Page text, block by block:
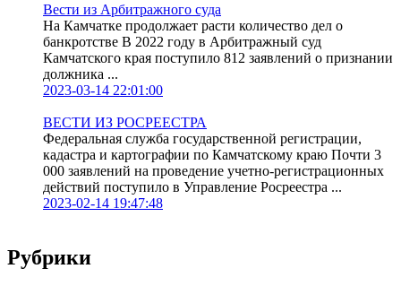
Вести из Арбитражного суда
На Камчатке продолжает расти количество дел о
банкротстве В 2022 году в Арбитражный суд
Камчатского края поступило 812 заявлений о признании
должника ...
2023-03-14 22:01:00
ВЕСТИ ИЗ РОСРЕЕСТРА
Федеральная служба государственной регистрации,
кадастра и картографии по Камчатскому краю Почти 3
000 заявлений на проведение учетно-регистрационных
действий поступило в Управление Росреестра ...
2023-02-14 19:47:48
Рубрики